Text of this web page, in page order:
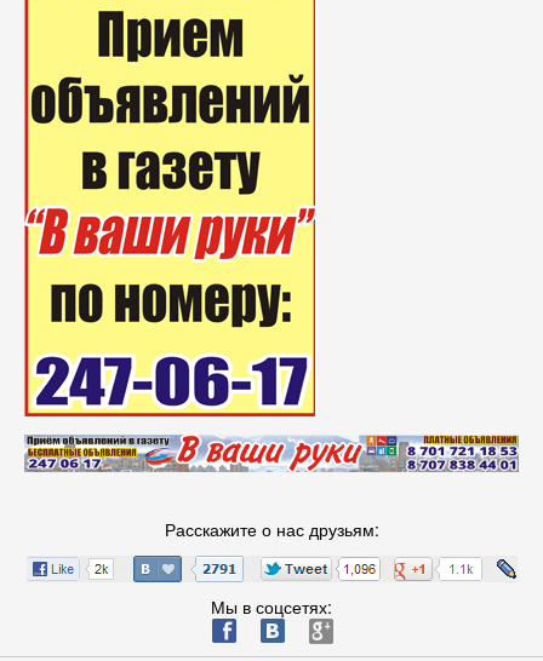
Расскажите о нас друзьям:
Мы в соцсетях:
ä æ è